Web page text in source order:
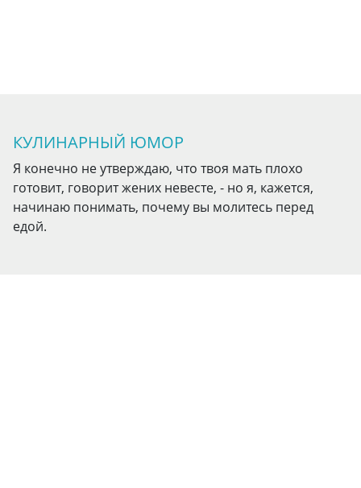
КУЛИНАРНЫЙ ЮМОР
Я конечно не утверждаю, что твоя мать плохо
готовит, говорит жених невесте, - но я, кажется,
начинаю понимать, почему вы молитесь перед
едой.